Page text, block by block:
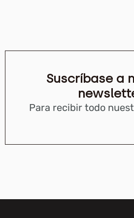
Suscríbase a
Para recibir todo